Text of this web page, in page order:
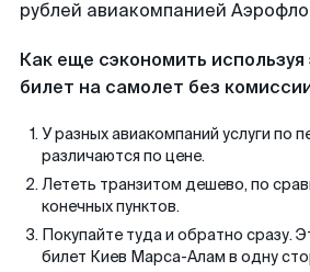
рублей авиакомпанией
Как еще сэкономить
билет на самолет без
У разных авиакомпаний услуги по
различаются по цене.
Лететь транзитом дешево, по
конечных пунктов.
Покупайте туда и обратно сразу.
билет Киев Марса-Алам в одну